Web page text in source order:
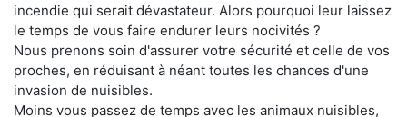
incendie qui serait dévastateur. Alors pourquoi leur laissez
le temps de vous faire endurer leurs nocivités ?
Nous prenons soin d'assurer votre sécurité et celle de vos
proches, en réduisant à néant toutes les chances d'une
invasion de nuisibles.
Moins vous passez de temps avec les animaux nuisibles,